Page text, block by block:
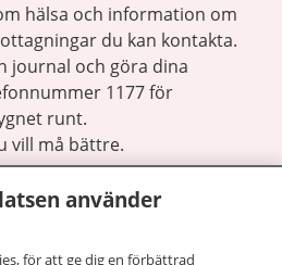
hälsa och information om
du kan kontakta.
journal och göra dina
1177 för
runt.
vill må bättre.
använder
för att ge dig en förbättrad